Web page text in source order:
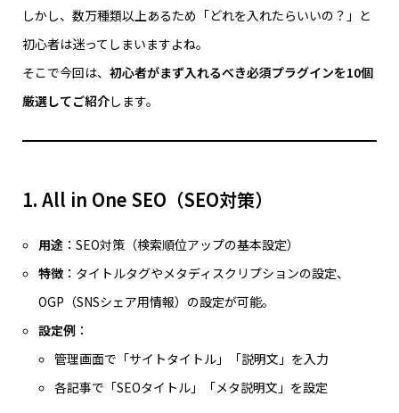
しかし、数万種類以上あるため「どれを入れたらいいの？」と
初心者は迷ってしまいますよね。
そこで今回は、 初心者がまず入れるべき必須プラグインを10個
厳選してご紹介します。
1. All in One SEO（SEO対策）
用途 ：SEO対策（検索順位アップの基本設定）
特徴 ：タイトルタグやメタディスクリプションの設定、
OGP（SNSシェア用情報）の設定が可能。
設定例 ：
管理画面で「サイトタイトル」「説明文」を入力
各記事で「SEOタイトル」「メタ説明文」を設定